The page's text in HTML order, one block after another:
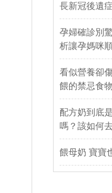
長新冠後遺症
孕婦確診別
析讓孕媽咪
看似營養卻
餵的禁忌食物
配方奶到底
嗎？該如何
餵母奶 寶寶